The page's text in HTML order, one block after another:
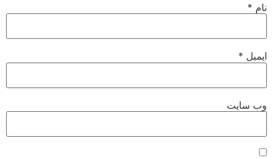
نام *
ایمیل *
وب‌ سایت